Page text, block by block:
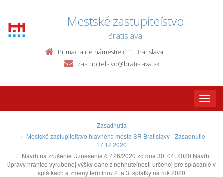
Mestské zastupiteľstvo
Bratislava
Primaciálne námestie č. 1, Bratislava
zastupitelstvo@bratislava.sk
Toggle
Zasadnutia
Mestské zastupiteľstvo hlavného mesta SR Bratislavy - Zasadnutie
17.12.2020
Návrh na zrušenie Uznesenia č. 426/2020 zo dňa 30. 04. 2020 Návrh
úpravy hranice vyrubenej výšky dane z nehnuteľnosti určenej pre splácanie v
splátkach a zmeny termínov 2. a 3. splátky na rok 2020